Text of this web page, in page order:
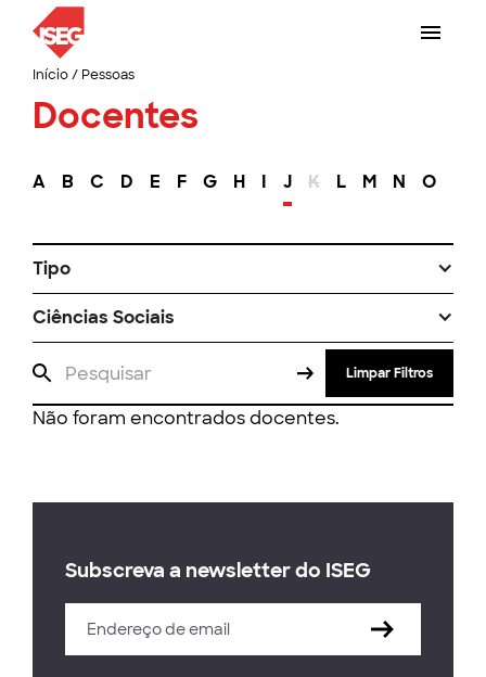
Início/ Pessoas
Docentes
A B C D E F G H I J K L M N O
Tipo
Ciências Sociais
Limpar Filtros
Não foram encontrados docentes.
Subscreva a newsletter do ISEG